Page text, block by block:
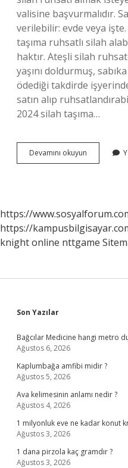
valisine başvurmalıdır.
verilebilir: evde veya
taşıma ruhsatlı silah
haktır. Ateşli silah
yaşını doldurmuş,
ödediği takdirde
satın alıp
2024 silah taşıma…
Devamını okuyun
Silah
https://
https://
knight online nttgame
Sidebar
Son Yazılar
Bağcılar Medicine hangi metro
Ağustos 6, 2026
Kaplumbağa amfibi midir ?
Ağustos 5, 2026
Ava kelimesinin anlamı nedir ?
Ağustos 4, 2026
1 milyonluk eve ne kadar konut
Ağustos 3, 2026
1 dana pirzola kaç gramdır ?
Ağustos 3, 2026